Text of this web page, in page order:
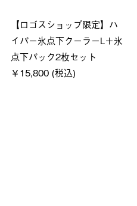
【ロゴスショップ限定】ハ
イパー氷点下クーラーL＋氷
点下パック2枚セット
￥15,800 (税込)